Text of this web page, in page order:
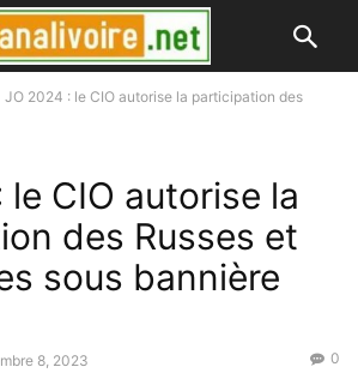
JO 2024 : le CIO autorise la participation des
CIO autorise la
des Russes et
sous bannière
8, 2023 0